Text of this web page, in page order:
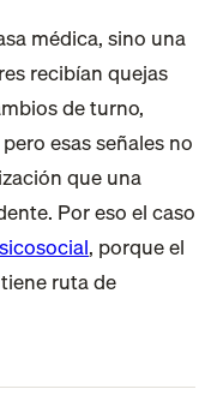
médica, sino una
recibían quejas
de turno,
esas señales no
que una
Por eso el caso
, porque el
ruta de